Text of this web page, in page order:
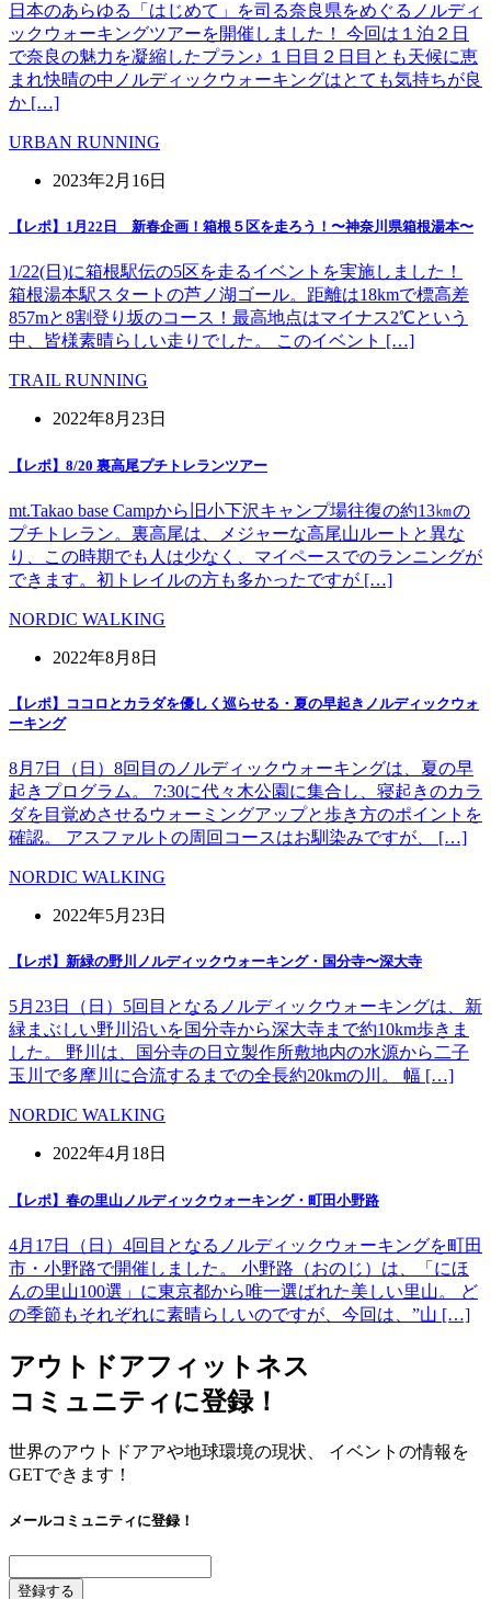
日本のあらゆる「はじめて」を司る奈良県をめぐるノルディ
ックウォーキングツアーを開催しました！ 今回は１泊２日
で奈良の魅力を凝縮したプラン♪ １日目２日目とも天候に恵
まれ快晴の中ノルディックウォーキングはとても気持ちが良
か […]
URBAN RUNNING
2023年2月16日
【レポ】1月22日 新春企画！箱根５区を走ろう！〜神奈川県箱根湯本〜
1/22(日)に箱根駅伝の5区を走るイベントを実施しました！
箱根湯本駅スタートの芦ノ湖ゴール。距離は18kmで標高差
857mと8割登り坂のコース！最高地点はマイナス2℃という
中、皆様素晴らしい走りでした。 このイベント […]
TRAIL RUNNING
2022年8月23日
【レポ】8/20 裏高尾プチトレランツアー
mt.Takao base Campから旧小下沢キャンプ場往復の約13㎞の
プチトレラン。裏高尾は、メジャーな高尾山ルートと異な
り、この時期でも人は少なく、マイペースでのランニングが
できます。初トレイルの方も多かったですが […]
NORDIC WALKING
2022年8月8日
【レポ】ココロとカラダを優しく巡らせる・夏の早起きノルディックウォ
ーキング
8月7日（日）8回目のノルディックウォーキングは、夏の早
起きプログラム。 7:30に代々木公園に集合し、寝起きのカラ
ダを目覚めさせるウォーミングアップと歩き方のポイントを
確認。 アスファルトの周回コースはお馴染みですが、 […]
NORDIC WALKING
2022年5月23日
【レポ】新緑の野川ノルディックウォーキング・国分寺〜深大寺
5月23日（日）5回目となるノルディックウォーキングは、新
緑まぶしい野川沿いを国分寺から深大寺まで約10km歩きま
した。 野川は、国分寺の日立製作所敷地内の水源から二子
玉川で多摩川に合流するまでの全長約20kmの川。 幅 […]
NORDIC WALKING
2022年4月18日
【レポ】春の里山ノルディックウォーキング・町田小野路
4月17日（日）4回目となるノルディックウォーキングを町田
市・小野路で開催しました。 小野路（おのじ）は、「にほ
んの里山100選」に東京都から唯一選ばれた美しい里山。 ど
の季節もそれぞれに素晴らしいのですが、今回は、”山 […]
アウトドアフィットネス
コミュニティに登録！
世界のアウトドアアや地球環境の現状、 イベントの情報を
GETできます！
メールコミュニティに登録！